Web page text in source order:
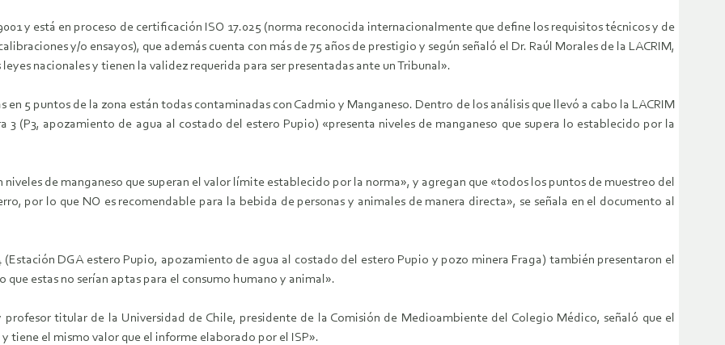
y está en proceso de certificación ISO 17.025 (norma reconocida internacionalmente que define los requisitos técnicos y de
y/o ensayos), que además cuenta con más de 75 años de prestigio y según señaló el Dr. Raúl Morales de la LACRIM,
nacionales y tienen la validez requerida para ser presentadas ante un Tribunal».
en 5 puntos de la zona están todas contaminadas con Cadmio y Manganeso. Dentro de los análisis que llevó a cabo la LACRIM
3 (P3, apozamiento de agua al costado del estero Pupio) «presenta niveles de manganeso que supera lo establecido por la
de manganeso que superan el valor límite establecido por la norma», y agregan que «todos los puntos de muestreo del
por lo que NO es recomendable para la bebida de personas y animales de manera directa», se señala en el documento al
(Estación DGA estero Pupio, apozamiento de agua al costado del estero Pupio y pozo minera Fraga) también presentaron el
estas no serían aptas para el consumo humano y animal».
titular de la Universidad de Chile, presidente de la Comisión de Medioambiente del Colegio Médico, señaló que el
tiene el mismo valor que el informe elaborado por el ISP».